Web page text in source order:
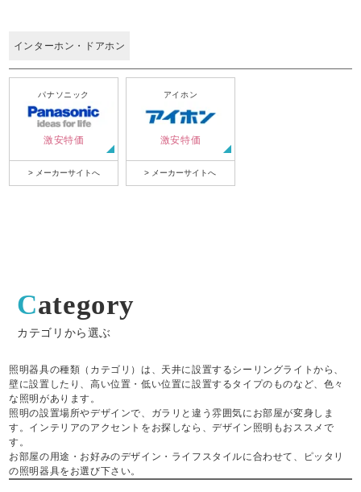
インターホン・ドアホン
パナソニック
激安特価
> メーカーサイトへ
アイホン
激安特価
> メーカーサイトへ
Category
カテゴリから選ぶ
照明器具の種類（カテゴリ）は、天井に設置するシーリングライトから、
壁に設置したり、高い位置・低い位置に設置するタイプのものなど、色々
な照明があります。
照明の設置場所やデザインで、ガラリと違う雰囲気にお部屋が変身しま
す。インテリアのアクセントをお探しなら、デザイン照明もおススメで
す。
お部屋の用途・お好みのデザイン・ライフスタイルに合わせて、ピッタリ
の照明器具をお選び下さい。